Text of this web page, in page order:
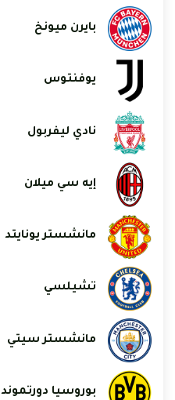
بايرن ميونخ
يوفنتوس
نادي ليفربول
إيه سي ميلان
مانشستر يونايتد
تشيلسي
مانشستر سيتي
بوروسيا دورتموند